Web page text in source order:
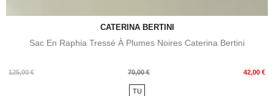
CATERINA BERTINI
Sac En Raphia Tressé À Plumes Noires Caterina Bertini
125,00 €
Prix
70,00 € 42,00 €
Prix
TU